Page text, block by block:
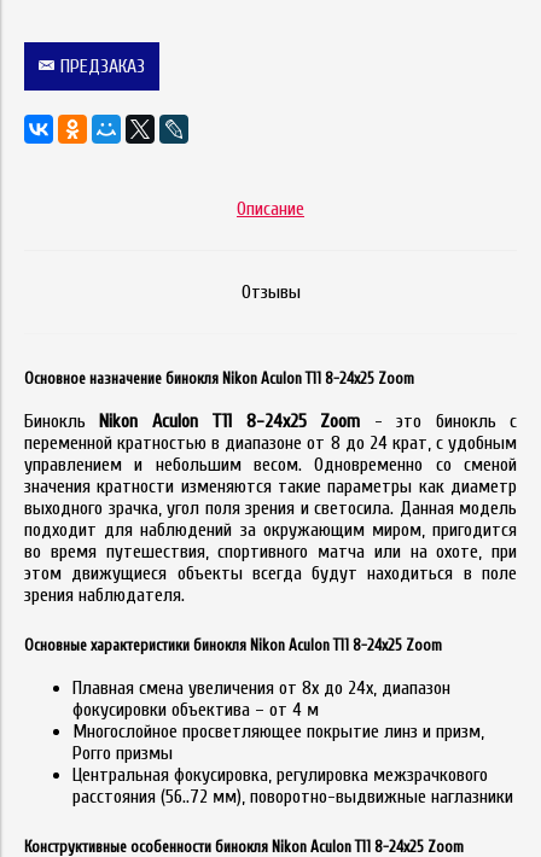
ПРЕДЗАКАЗ
Описание
Отзывы
Основное назначение бинокля Nikon Aculon T11 8-24x25 Zoom
БинокльNikon Aculon T11 8-24x25 Zoom - это бинокль с
переменной кратностью в диапазоне от 8 до 24 крат, с удобным
управлением и небольшим весом. Одновременно со сменой
значения кратности изменяются такие параметры как диаметр
выходного зрачка, угол поля зрения и светосила. Данная модель
подходит для наблюдений за окружающим миром, пригодится
во время путешествия, спортивного матча или на охоте, при
этом движущиеся объекты всегда будут находиться в поле
зрения наблюдателя.
Основные характеристики бинокля Nikon Aculon T11 8-24x25 Zoom
Плавная смена увеличения от 8х до 24х, диапазон
фокусировки объектива – от 4 м
Многослойное просветляющее покрытие линз и призм,
Porro призмы
Центральная фокусировка, регулировка межзрачкового
расстояния (56..72 мм), поворотно-выдвижные наглазники
Конструктивные особенности бинокля Nikon Aculon T11 8-24x25 Zoom